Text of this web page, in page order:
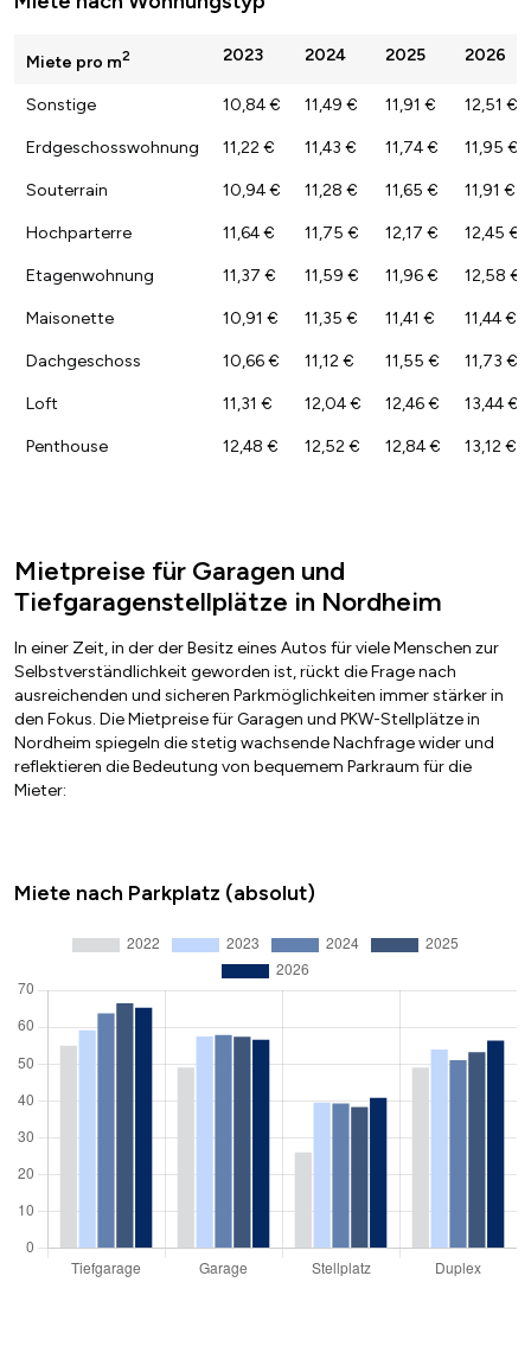
Miete pro m2 2023 2024 2025 2026
Sonstige 10,84 € 11,49 € 11,91 € 12,51 €
Erdgeschosswohnung 11,22 € 11,43 € 11,74 € 11,95 €
Souterrain 10,94 € 11,28 € 11,65 € 11,91 €
Hochparterre 11,64 € 11,75 € 12,17 € 12,45 €
Etagenwohnung 11,37 € 11,59 € 11,96 € 12,58 €
Maisonette 10,91 € 11,35 € 11,41 € 11,44 €
Dachgeschoss 10,66 € 11,12 € 11,55 € 11,73 €
Loft 11,31 € 12,04 € 12,46 € 13,44 €
Penthouse 12,48 € 12,52 € 12,84 € 13,12 €
Mietpreise für Garagen und
Tiefgaragenstellplätze in Nordheim
In einer Zeit, in der der Besitz eines Autos für viele Menschen zur
Selbstverständlichkeit geworden ist, rückt die Frage nach
ausreichenden und sicheren Parkmöglichkeiten immer stärker in
den Fokus. Die Mietpreise für Garagen und PKW-Stellplätze in
Nordheim spiegeln die stetig wachsende Nachfrage wider und
reflektieren die Bedeutung von bequemem Parkraum für die
Mieter:
Miete nach Parkplatz (absolut)